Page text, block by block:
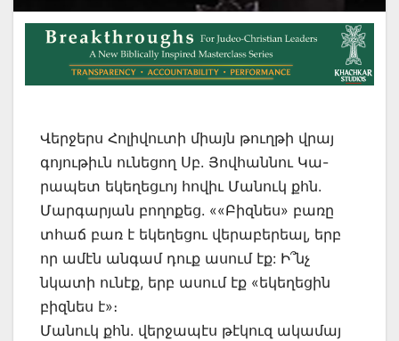
Վերջերս Հոլիվուտի միայն թուղթի վրայ
գոյութիւն ունեցող Սբ. Յովհաննու Կա-
րապետ եկեղեցւոյ հովիւ Մանուկ քհն.
Մարգարյան բողոքեց. ««Բիզնես» բառը
տհաճ բառ է եկեղեցու վերաբերեալ, երբ
որ ամէն անգամ դուք ասում էք: Ի՞նչ
նկատի ունէք, երբ ասում էք «եկեղեցին
բիզնես է»։
Մանուկ քհն. վերջապէս թէկուզ ակամայ